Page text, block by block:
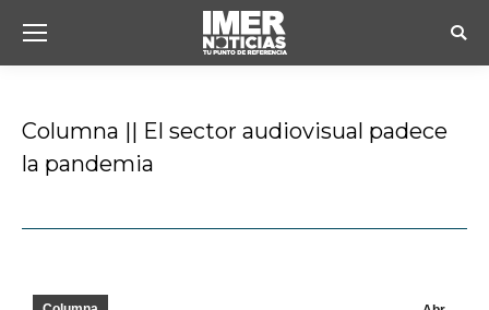
Columna || El sector audiovisual padece
la pandemia